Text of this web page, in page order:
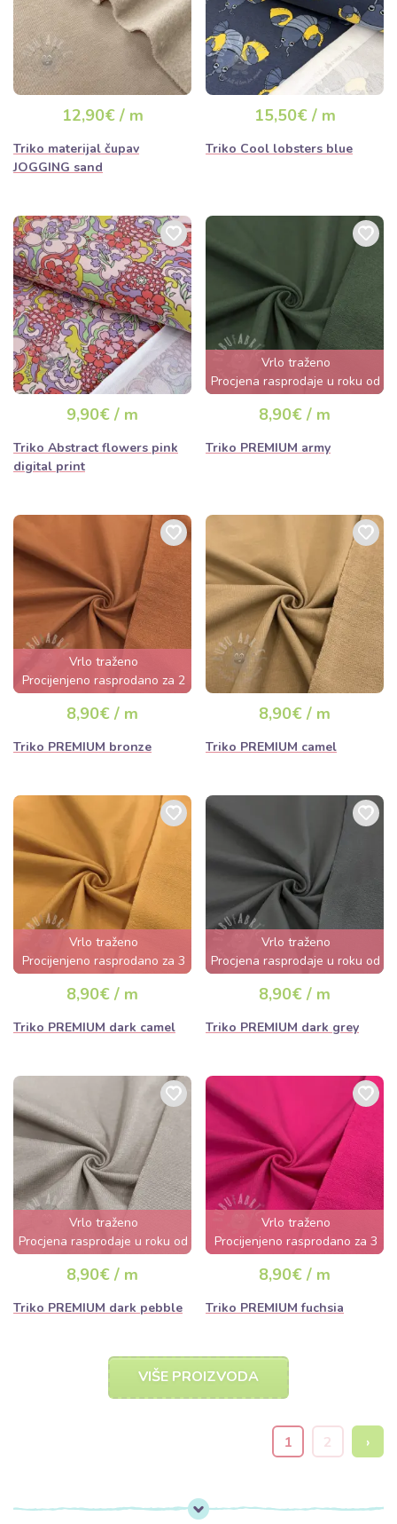
12,90€ / m
Triko materijal čupav
JOGGING sand
15,50€ / m
Triko Cool lobsters blue
9,90€ / m
Triko Abstract flowers pink
digital print
Vrlo traženo
Procjena rasprodaje u roku od
nekoliko sati
8,90€ / m
Triko PREMIUM army
Vrlo traženo
Procijenjeno rasprodano za 2
dana
8,90€ / m
Triko PREMIUM bronze
8,90€ / m
Triko PREMIUM camel
Vrlo traženo
Procijenjeno rasprodano za 3
dana
8,90€ / m
Triko PREMIUM dark camel
Vrlo traženo
Procjena rasprodaje u roku od
nekoliko sati
8,90€ / m
Triko PREMIUM dark grey
Vrlo traženo
Procjena rasprodaje u roku od
nekoliko sati
8,90€ / m
Triko PREMIUM dark pebble
Vrlo traženo
Procijenjeno rasprodano za 3
dana
8,90€ / m
Triko PREMIUM fuchsia
VIŠE PROIZVODA
1 2 ›